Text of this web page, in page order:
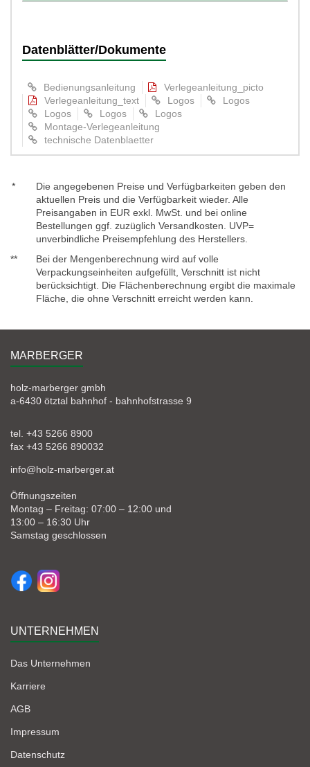
Datenblätter/Dokumente
Bedienungsanleitung
Verlegeanleitung_picto
Verlegeanleitung_text
Logos
Logos
Logos
Logos
Logos
Montage-Verlegeanleitung
technische Datenblaetter
*
Die angegebenen Preise und Verfügbarkeiten geben den
aktuellen Preis und die Verfügbarkeit wieder. Alle
Preisangaben in EUR exkl. MwSt. und bei online
Bestellungen ggf. zuzüglich Versandkosten. UVP=
unverbindliche Preisempfehlung des Herstellers.
**
Bei der Mengenberechnung wird auf volle
Verpackungseinheiten aufgefüllt, Verschnitt ist nicht
berücksichtigt. Die Flächenberechnung ergibt die maximale
Fläche, die ohne Verschnitt erreicht werden kann.
MARBERGER
holz-marberger gmbh
a-6430 ötztal bahnhof - bahnhofstrasse 9
tel. +43 5266 8900
fax +43 5266 890032
info@holz-marberger.at
Öffnungszeiten
Montag – Freitag: 07:00 – 12:00 und
13:00 – 16:30 Uhr
Samstag geschlossen
UNTERNEHMEN
Das Unternehmen
Karriere
AGB
Impressum
Datenschutz